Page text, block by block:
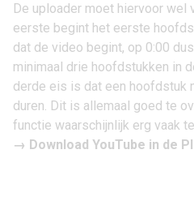
De uploader moet hiervoor wel
eerste begint het eerste
dat de video begint, op 0:00
minimaal drie hoofdstukken in
derde eis is dat een hoofdstuk
duren. Dit is allemaal goed te
functie waarschijnlijk erg vaak
→ Download YouTube in de